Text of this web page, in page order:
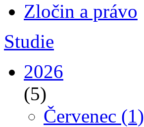
Zločin a právo
Studie
2026
(5)
Červenec (1)